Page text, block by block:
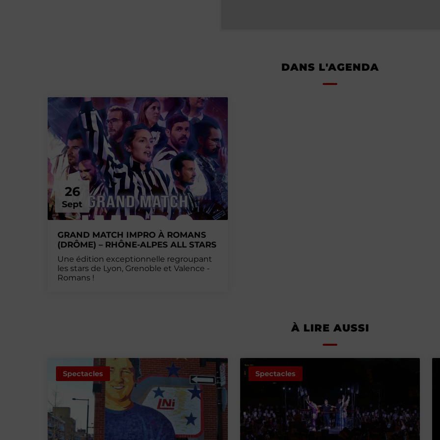
DANS L'AGENDA
26
Sept
GRAND MATCH IMPRO À ROMANS
(DRÔME) – RHÔNE-ALPES ALL STARS
Une édition exceptionnelle regroupant
les stars de Lyon, Grenoble et Valence -
Romans !
À LIRE AUSSI
Spectacles Spectacles